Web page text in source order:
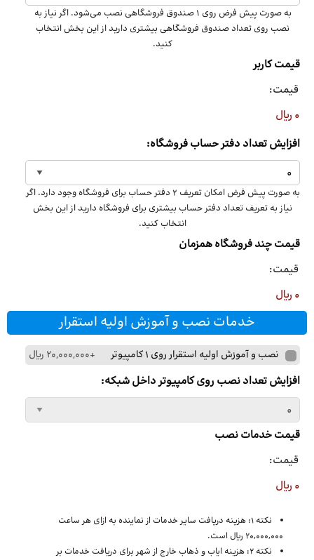
به صورت پیش فرض روی 1 صندوق فروشگاهی نصب می‌شود. اگر نیاز به
نصب روی تعداد صندوق فروشگاهی بیشتری دارید از این بخش انتخاب
کنید.
قیمت کاربر
قیمت:
0 ریال
افزایش تعداد دفتر حساب فروشگاه:
به صورت پیش فرض امکان تعریف 2 دفتر حساب برای فروشگاه وجود دارد. اگر
نیاز به تعریف تعداد دفتر حساب بیشتری برای فروشگاه دارید از این بخش
انتخاب کنید.
قیمت چند فروشگاه همزمان
قیمت:
0 ریال
خدمات نصب و آموزش اولیه استقرار
خدمات
نصب
نصب و آموزش اولیه استقرار روی 1 کامپیوتر +20,000,000 ریال
افزایش تعداد نصب روی کامپیوتر داخل شبکه:
قیمت خدمات نصب
قیمت:
0 ریال
نکته 1: هزینه دریافت سایر خدمات از نماینده به ازای هر ساعت
20,000,000 ریال است.
نکته 2: هزینه ایاب و ذهاب خارج از شهر برای دریافت خدمات بر